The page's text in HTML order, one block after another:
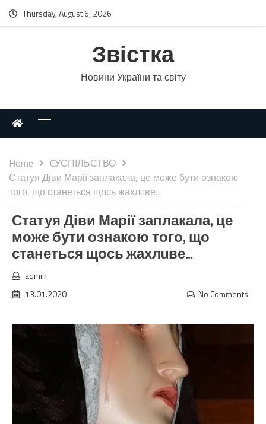
Thursday, August 6, 2026
Звістка
Новини України та світу
Home
CУСПІЛЬСТВО
Статуя Діви Марії заплакала, це може бути ознакою
того, що станеться щось жахлuве…
Статуя Діви Марії заплакала, це
може бути ознакою того, що
станеться щось жахлuве…
admin
13.01.2020
No Comments